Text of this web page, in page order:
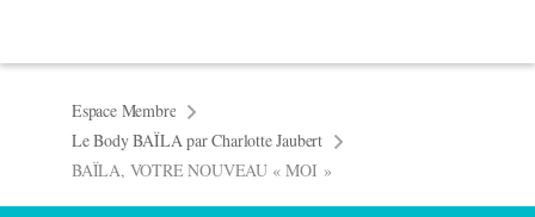
Espace Membre
Le Body BAÏLA par Charlotte Jaubert
BAÏLA, VOTRE NOUVEAU « MOI »